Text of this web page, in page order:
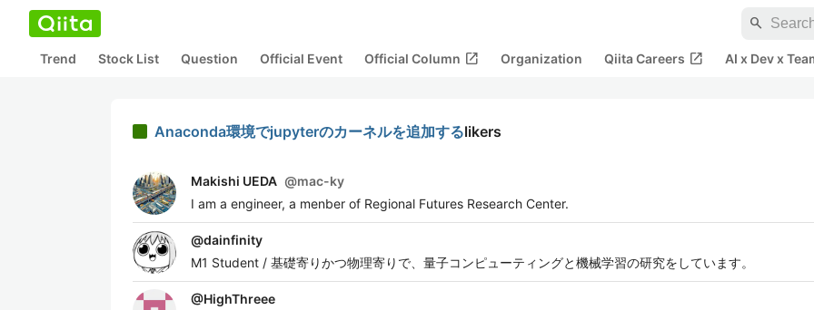
search
Trend Stock List Question Official Event Official Column open_in_new Organization Qiita Careers open_in_new AI x Dev x
Anaconda環境でjupyterのカーネルを追加するlikers
Makishi UEDA @mac-ky
I am a engineer, a menber of Regional Futures Research Center.
@dainfinity
M1 Student / 基礎寄りかつ物理寄りで、量子コンピューティングと機械学習の研究をしています。
@HighThreee